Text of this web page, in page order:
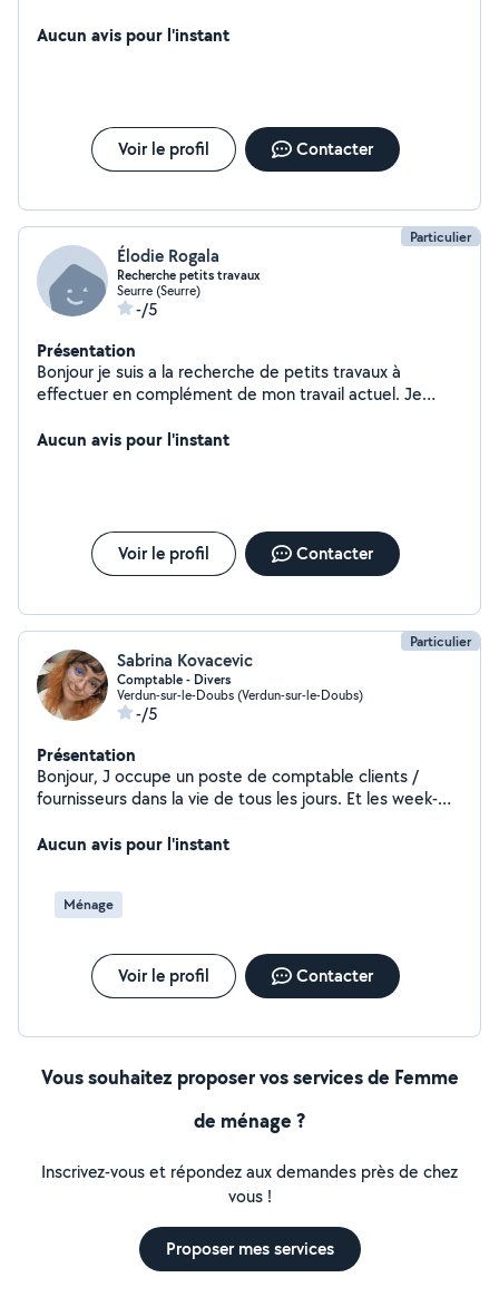
Aucun avis pour l'instant
Voir le profil Contacter
Particulier
Élodie Rogala
Recherche petits travaux
Seurre (Seurre)
-/5
Présentation
Bonjour je suis a la recherche de petits travaux à
effectuer en complément de mon travail actuel. Je
J'habite sur la commune de Seurre je peut donc me
Aucun avis pour l'instant
Voir le profil Contacter
Particulier
Sabrina Kovacevic
Comptable - Divers
Verdun-sur-le-Doubs (Verdun-sur-le-Doubs)
-/5
Présentation
Bonjour, J occupe un poste de comptable clients /
fournisseurs dans la vie de tous les jours. Et les week-
fins de mois dans le ménage/ aide à la personne etc. Je
sur 2 en général Si vous recherchez un besoin dans le
domaine de l'administration ou des tâches de la vie de
discuté. Belle journée.
Aucun avis pour l'instant
Ménage
Voir le profil Contacter
Vous souhaitez proposer vos services de Femme
de ménage ?
Inscrivez-vous et répondez aux demandes près de chez
vous !
Proposer mes services